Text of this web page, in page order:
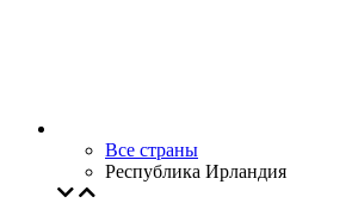
Все страны
Республика Ирландия